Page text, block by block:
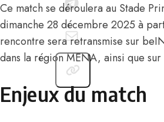
Ce match se déroulera au Stade
dimanche 28 décembre 2025 à
rencontre sera retransmise sur
dans la région MENA, ainsi que
Enjeux du match